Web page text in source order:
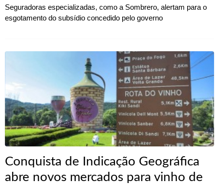
Seguradoras especializadas, como a Sombrero, alertam para o
esgotamento do subsídio concedido pelo governo
Conquista de Indicação Geográfica
abre novos mercados para vinho de